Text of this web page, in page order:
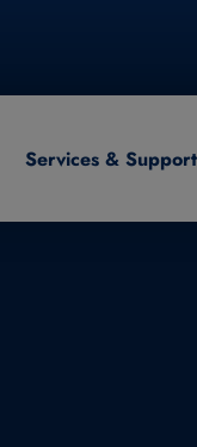
Services & Support